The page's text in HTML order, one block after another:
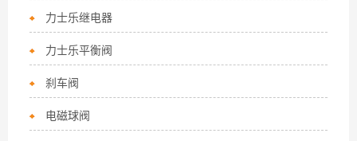
力士乐继电器
力士乐平衡阀
刹车阀
电磁球阀